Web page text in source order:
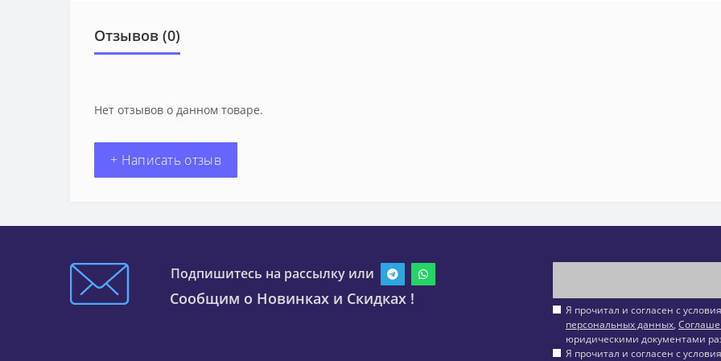
Отзывов (0)
Нет отзывов о данном товаре.
+ Написать отзыв
Подпишитесь на рассылку или
Сообщим о Новинках и Скидках !
Я прочитал и согласен с
персональных данных,
юридическими документами
Я прочитал и согласен с